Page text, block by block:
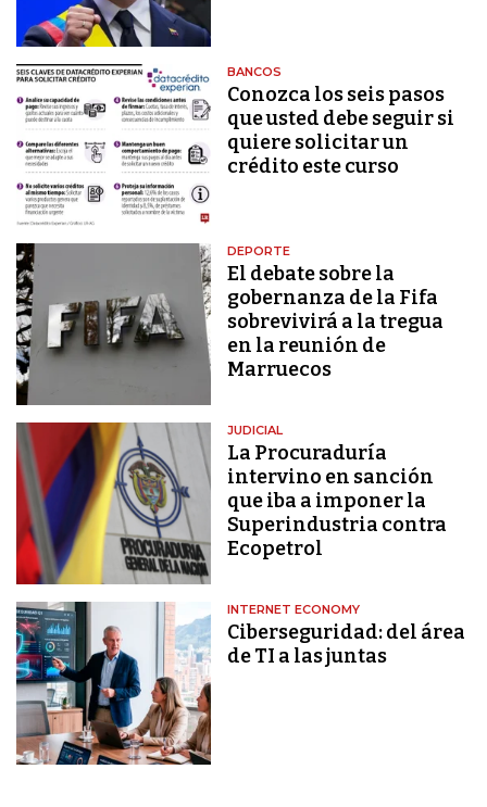
BANCOS
Conozca los seis pasos
que usted debe seguir si
quiere solicitar un
crédito este curso
DEPORTE
El debate sobre la
gobernanza de la Fifa
sobrevivirá a la tregua
en la reunión de
Marruecos
JUDICIAL
La Procuraduría
intervino en sanción
que iba a imponer la
Superindustria contra
Ecopetrol
INTERNET ECONOMY
Ciberseguridad: del área
de TI a las juntas